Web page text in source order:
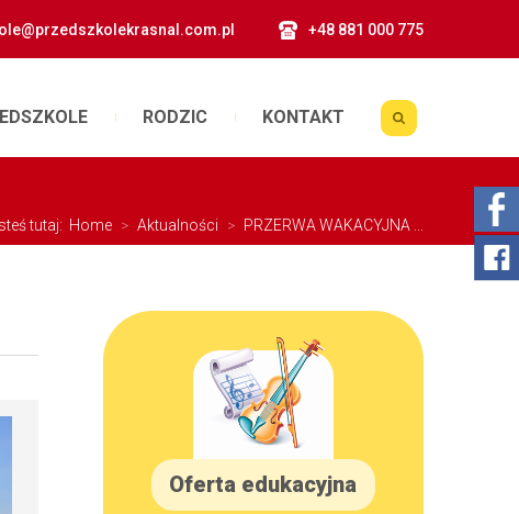
+48 881 000 775
RODZIC KONTAKT
tutaj: Home > Aktualności > PRZERWA WAKACYJNA ...
Oferta edukacyjna